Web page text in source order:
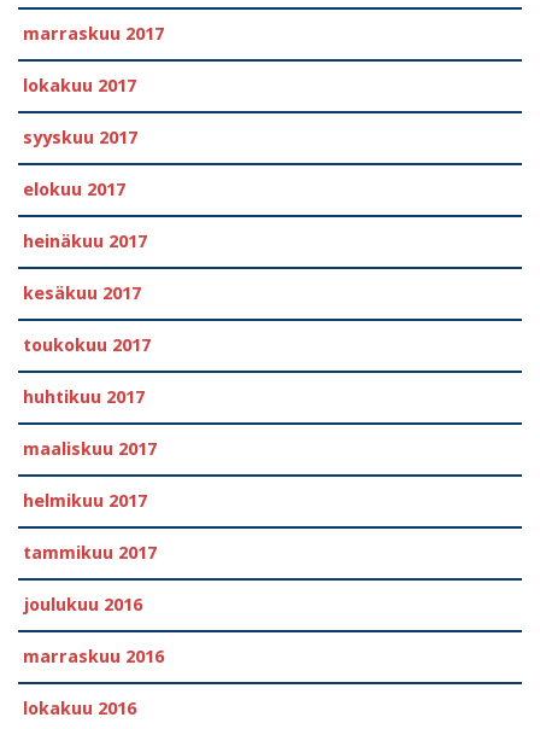
marraskuu 2017
lokakuu 2017
syyskuu 2017
elokuu 2017
heinäkuu 2017
kesäkuu 2017
toukokuu 2017
huhtikuu 2017
maaliskuu 2017
helmikuu 2017
tammikuu 2017
joulukuu 2016
marraskuu 2016
lokakuu 2016